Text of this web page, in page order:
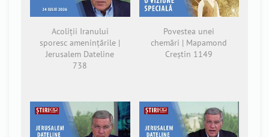
Acoliții Iranului
sporesc amenințările |
Jerusalem Dateline
738
Povestea unei
chemări | Mapamond
Creștin 1149